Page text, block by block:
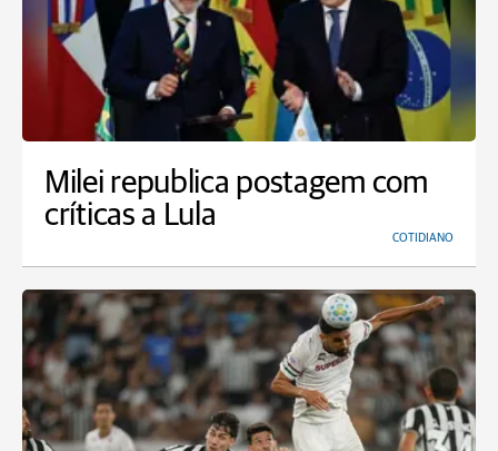
Milei republica postagem com
críticas a Lula
COTIDIANO